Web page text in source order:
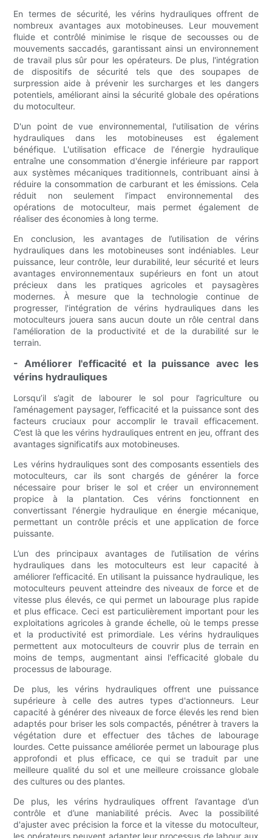
En termes de sécurité, les vérins hydrauliques offrent de
nombreux avantages aux motobineuses. Leur mouvement
fluide et contrôlé minimise le risque de secousses ou de
mouvements saccadés, garantissant ainsi un environnement
de travail plus sûr pour les opérateurs. De plus, l'intégration
de dispositifs de sécurité tels que des soupapes de
surpression aide à prévenir les surcharges et les dangers
potentiels, améliorant ainsi la sécurité globale des opérations
du motoculteur.
D'un point de vue environnemental, l'utilisation de vérins
hydrauliques dans les motobineuses est également
bénéfique. L'utilisation efficace de l'énergie hydraulique
entraîne une consommation d'énergie inférieure par rapport
aux systèmes mécaniques traditionnels, contribuant ainsi à
réduire la consommation de carburant et les émissions. Cela
réduit non seulement l’impact environnemental des
opérations de motoculteur, mais permet également de
réaliser des économies à long terme.
En conclusion, les avantages de l’utilisation de vérins
hydrauliques dans les motobineuses sont indéniables. Leur
puissance, leur contrôle, leur durabilité, leur sécurité et leurs
avantages environnementaux supérieurs en font un atout
précieux dans les pratiques agricoles et paysagères
modernes. À mesure que la technologie continue de
progresser, l'intégration de vérins hydrauliques dans les
motoculteurs jouera sans aucun doute un rôle central dans
l'amélioration de la productivité et de la durabilité sur le
terrain.
- Améliorer l'efficacité et la puissance avec les
vérins hydrauliques
Lorsqu’il s’agit de labourer le sol pour l’agriculture ou
l’aménagement paysager, l’efficacité et la puissance sont des
facteurs cruciaux pour accomplir le travail efficacement.
C’est là que les vérins hydrauliques entrent en jeu, offrant des
avantages significatifs aux motobineuses.
Les vérins hydrauliques sont des composants essentiels des
motoculteurs, car ils sont chargés de générer la force
nécessaire pour briser le sol et créer un environnement
propice à la plantation. Ces vérins fonctionnent en
convertissant l'énergie hydraulique en énergie mécanique,
permettant un contrôle précis et une application de force
puissante.
L’un des principaux avantages de l’utilisation de vérins
hydrauliques dans les motoculteurs est leur capacité à
améliorer l’efficacité. En utilisant la puissance hydraulique, les
motoculteurs peuvent atteindre des niveaux de force et de
vitesse plus élevés, ce qui permet un labourage plus rapide
et plus efficace. Ceci est particulièrement important pour les
exploitations agricoles à grande échelle, où le temps presse
et la productivité est primordiale. Les vérins hydrauliques
permettent aux motoculteurs de couvrir plus de terrain en
moins de temps, augmentant ainsi l'efficacité globale du
processus de labourage.
De plus, les vérins hydrauliques offrent une puissance
supérieure à celle des autres types d'actionneurs. Leur
capacité à générer des niveaux de force élevés les rend bien
adaptés pour briser les sols compactés, pénétrer à travers la
végétation dure et effectuer des tâches de labourage
lourdes. Cette puissance améliorée permet un labourage plus
approfondi et plus efficace, ce qui se traduit par une
meilleure qualité du sol et une meilleure croissance globale
des cultures ou des plantes.
De plus, les vérins hydrauliques offrent l’avantage d’un
contrôle et d’une maniabilité précis. Avec la possibilité
d'ajuster avec précision la force et la vitesse du motoculteur,